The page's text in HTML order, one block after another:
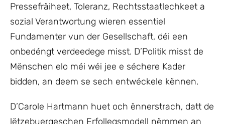
Pressefräiheet, Toleranz, Rechtsstaatlechkeet a
sozial Verantwortung wieren essentiel
Fundamenter vun der Gesellschaft, déi een
onbedéngt verdeedege misst. D’Politik misst de
Mënschen elo méi wéi jee e séchere Kader
bidden, an deem se sech entwéckele kënnen.
D’Carole Hartmann huet och ënnerstrach, datt de
lëtzebuergeschen Erfollegsmodell nëmmen an